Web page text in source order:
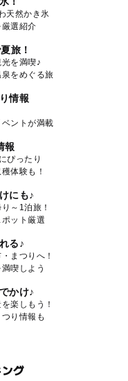
天然かき氷
選紹介
旅！
を満喫♪
をめぐる旅
情報
ントが満載
報
ぴったり
体験も！
にも♪
～1泊旅！
ット厳選
る♪
まつりへ！
喫しよう
かけ♪
楽しもう！
り情報も
グ